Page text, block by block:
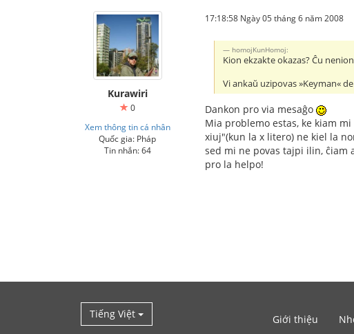
Kurawiri
0
Xem thông tin cá nhân
Quốc gia: Pháp
Tin nhắn: 64
17:18:58 Ngày 05 tháng 6 năm 2008
homojKunHomoj:
Kion ekzakte okazas? Ĉu
Vi ankaŭ uzipovas »Keyman«
Dankon pro via mesaĝo
Mia problemo estas, ke kiam
xiuj"(kun la x litero) ne kiel la
sed mi ne povas tajpi ilin, ĉiam
pro la helpo!
Tiếng Việt Giới thiệu